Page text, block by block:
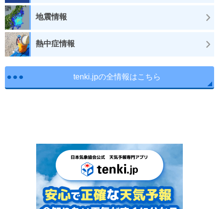
地震情報
熱中症情報
tenki.jpの全情報はこちら